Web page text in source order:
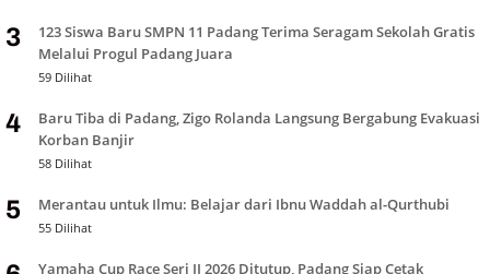
3
123 Siswa Baru SMPN 11 Padang Terima Seragam Sekolah Gratis
Melalui Progul Padang Juara
59 Dilihat
4
Baru Tiba di Padang, Zigo Rolanda Langsung Bergabung Evakuasi
Korban Banjir
58 Dilihat
5 Merantau untuk Ilmu: Belajar dari Ibnu Waddah al-Qurthubi
55 Dilihat
Yamaha Cup Race Seri II 2026 Ditutup, Padang Siap Cetak